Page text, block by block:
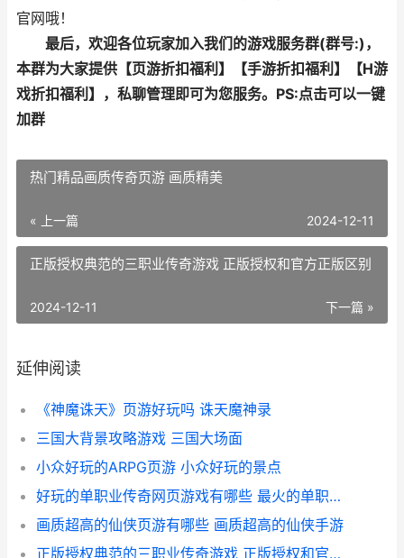
官网哦！
最后，欢迎各位玩家加入我们的游戏服务群(群号:)，
本群为大家提供【页游折扣福利】【手游折扣福利】【H游
戏折扣福利】，私聊管理即可为您服务。 PS:点击可以一键
加群
热门精品画质传奇页游 画质精美
« 上一篇 2024-12-11
正版授权典范的三职业传奇游戏 正版授权和官方正版区别
下一篇 »
2024-12-11
延伸阅读
《神魔诛天》页游好玩吗 诛天魔神录
三国大背景攻略游戏 三国大场面
小众好玩的ARPG页游 小众好玩的景点
好玩的单职业传奇网页游戏有哪些 最火的单职业传奇
画质超高的仙侠页游有哪些 画质超高的仙侠手游
正版授权典范的三职业传奇游戏 正版授权和官方正版区别